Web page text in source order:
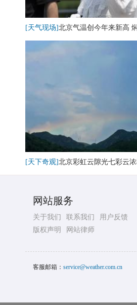
[天气现场]北京气温创今年来新高
[天下奇观]北京彩虹云隙光七彩云
网站服务
关于我们 联系我们
用户反馈
版权声明
网站律师
客服邮箱： service@weather.com.cn